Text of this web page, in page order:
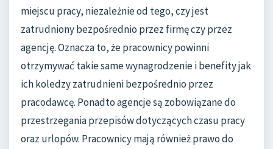
miejscu pracy, niezależnie od tego, czy jest
zatrudniony bezpośrednio przez firmę czy przez
agencję. Oznacza to, że pracownicy powinni
otrzymywać takie same wynagrodzenie i benefity jak
ich koledzy zatrudnieni bezpośrednio przez
pracodawcę. Ponadto agencje są zobowiązane do
przestrzegania przepisów dotyczących czasu pracy
oraz urlopów. Pracownicy mają również prawo do